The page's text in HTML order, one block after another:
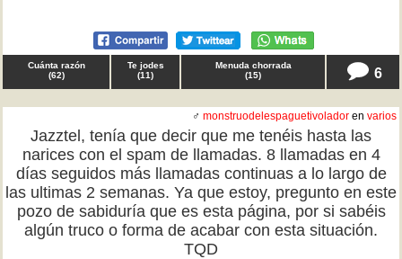
Cuánta razón
(62)
Te jodes
(11)
Menuda chorrada
(15) 6
♂ monstruodelespaguetivolador en varios
Jazztel, tenía que decir que me tenéis hasta las
narices con el spam de llamadas. 8 llamadas en 4
días seguidos más llamadas continuas a lo largo de
las ultimas 2 semanas. Ya que estoy, pregunto en este
pozo de sabiduría que es esta página, por si sabéis
algún truco o forma de acabar con esta situación.
TQD